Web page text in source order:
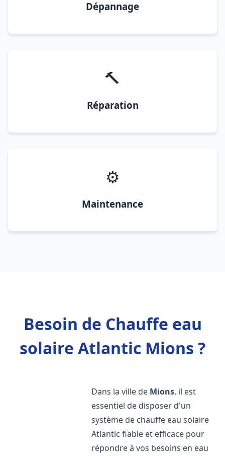
Dépannage
🔨
Réparation
⚙️
Maintenance
Besoin de Chauffe eau
solaire Atlantic Mions ?
Dans la ville de Mions, il est
essentiel de disposer d'un
système de chauffe eau solaire
Atlantic fiable et efficace pour
répondre à vos besoins en eau